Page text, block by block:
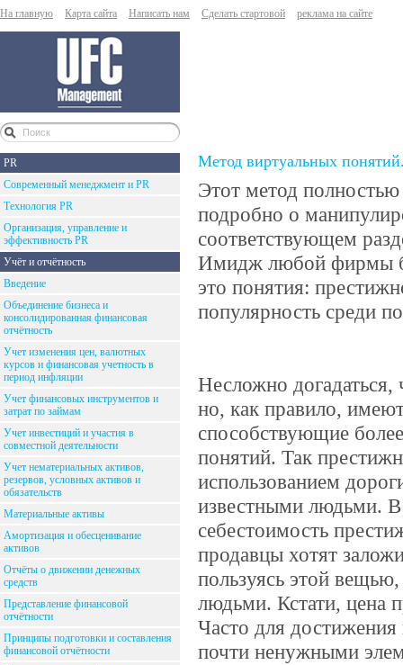
На главную Карта сайта Написать нам Сделать стартовой реклама на сайте
PR
Современный менеджмент и PR
Технология PR
Организация, управление и
эффективность PR
Учёт и отчётность
Введение
Объединение бизнеса и
консолидированная финансовая
отчётность
Учет изменения цен, валютных
курсов и финансовая учетность в
период инфляции
Учет финансовых инструментов и
затрат по займам
Учет инвестиций и участия в
совместной деятельности
Учет нематериальных активов,
резервов, условных активов и
обязательств
Материальные активы
Амортизация и обесценивание
активов
Отчёты о движении денежных
средств
Представление финансовой
отчётности
Принципы подготовки и составления
финансовой отчётности
Метод виртуальных
Этот метод
подробно о
соответствующем
Имидж любой фирмы
это понятия:
популярность среди
Несложно
но, как правило,
способствующие
понятий. Так
использованием
известными людьми. В
себестоимость
продавцы хотят
пользуясь этой
людьми. Кстати, цена
Часто для
почти ненужными